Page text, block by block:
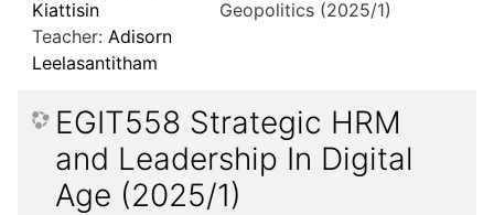
Geopolitics (2025/1)
Kiattisin
Teacher: Adisorn
Leelasantitham
EGIT558 Strategic HRM
and Leadership In Digital
Age (2025/1)